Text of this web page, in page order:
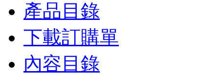
產品目錄
下載訂購單
內容目錄